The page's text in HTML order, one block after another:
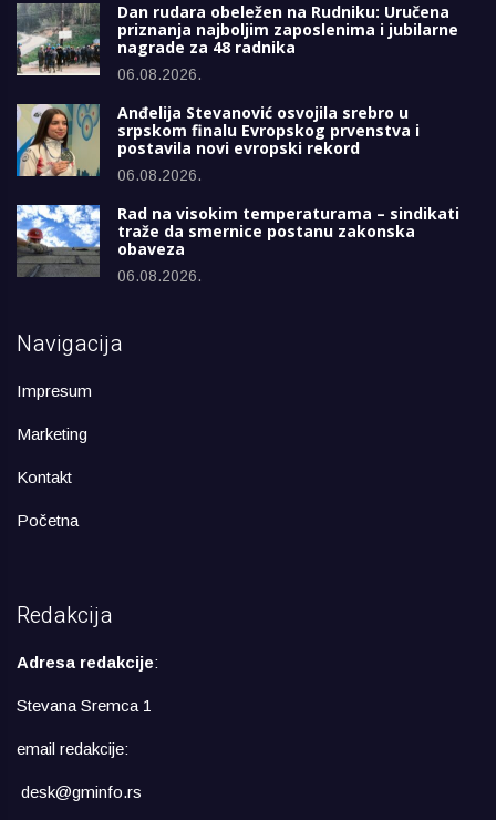
Dan rudara obeležen na Rudniku: Uručena
priznanja najboljim zaposlenima i jubilarne
nagrade za 48 radnika
06.08.2026.
Anđelija Stevanović osvojila srebro u
srpskom finalu Evropskog prvenstva i
postavila novi evropski rekord
06.08.2026.
Rad na visokim temperaturama – sindikati
traže da smernice postanu zakonska
obaveza
06.08.2026.
Navigacija
Impresum
Marketing
Kontakt
Početna
Redakcija
Adresa redakcije:
Stevana Sremca 1
email redakcije:
desk@gminfo.rs